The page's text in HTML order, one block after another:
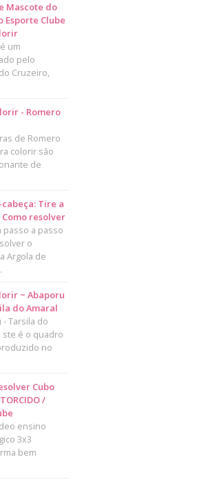
Mascote do
Esporte Clube
um
pelo
Cruzeiro,
- Romero
de Romero
colorir são
de
Tire a
resolver
passo a passo
o
Argola de
~ Abaporu
do Amaral
Tarsila do
ste é o quadro
no
Cubo
/
ensino
3x3
bem